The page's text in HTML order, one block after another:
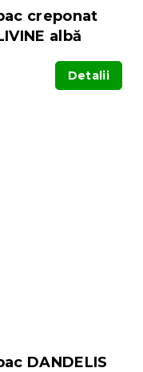
creponat
albă
Detalii
DANDELIS